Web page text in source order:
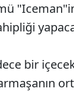
bir